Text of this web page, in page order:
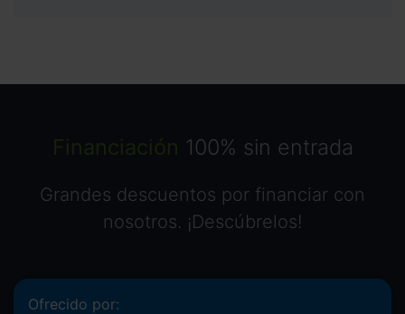
Financiación 100% sin entrada
Grandes descuentos por financiar con
nosotros. ¡Descúbrelos!
Ofrecido por: